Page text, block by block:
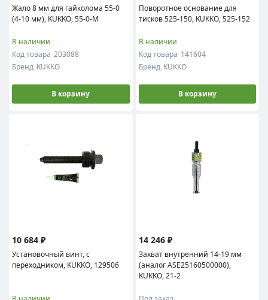
Жало 8 мм для гайколома 55-0
(4-10 мм), KUKKO, 55-0-M
В наличии
Код товара 203088
Бренд KUKKO
В корзину
Поворотное основание для
тисков 525-150, KUKKO, 525-152
В наличии
Код товара 141604
Бренд KUKKO
В корзину
10 684 ₽
Установочный винт, с
переходником, KUKKO, 129506
14 246 ₽
Захват внутренний 14-19 мм
(аналог ASE25160500000),
KUKKO, 21-2